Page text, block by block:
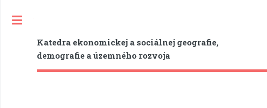
Katedra ekonomickej a sociálnej geografie,
demografie a územného rozvoja